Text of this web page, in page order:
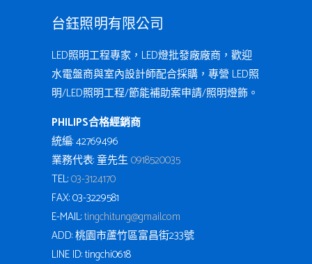
台鈺照明有限公司
LED照明工程專家，LED燈批發廠廠商，歡迎
水電盤商與室內設計師配合採購，專營 LED照
明/LED照明工程/節能補助案申請/照明燈飾。
PHILIPS合格經銷商
統編: 42769496
業務代表: 童先生0918520035
TEL:03-3124170
FAX: 03-3229581
E-MAIL:tingchi.tung@gmail.com
ADD: 桃園市蘆竹區富昌街233號
LINE ID: tingchi0618